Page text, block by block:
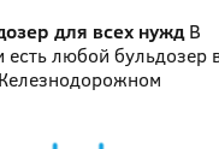
для всех нужд В
есть любой бульдозер